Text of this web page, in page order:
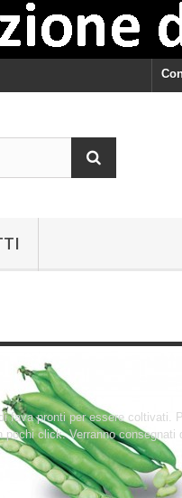
fava pronti per essere
click. Verranno consegnati